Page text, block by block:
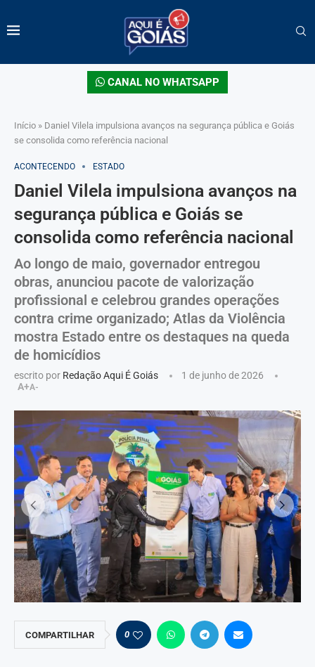
CANAL NO WHATSAPP
Início » Daniel Vilela impulsiona avanços na segurança pública e Goiás
se consolida como referência nacional
ACONTECENDO ESTADO
Daniel Vilela impulsiona avanços na
segurança pública e Goiás se
consolida como referência nacional
Ao longo de maio, governador entregou
obras, anunciou pacote de valorização
profissional e celebrou grandes operações
contra crime organizado; Atlas da Violência
mostra Estado entre os destaques na queda
de homicídios
escrito por Redação Aqui É Goiás
1 de junho de 2026
A+A-
COMPARTILHAR 0